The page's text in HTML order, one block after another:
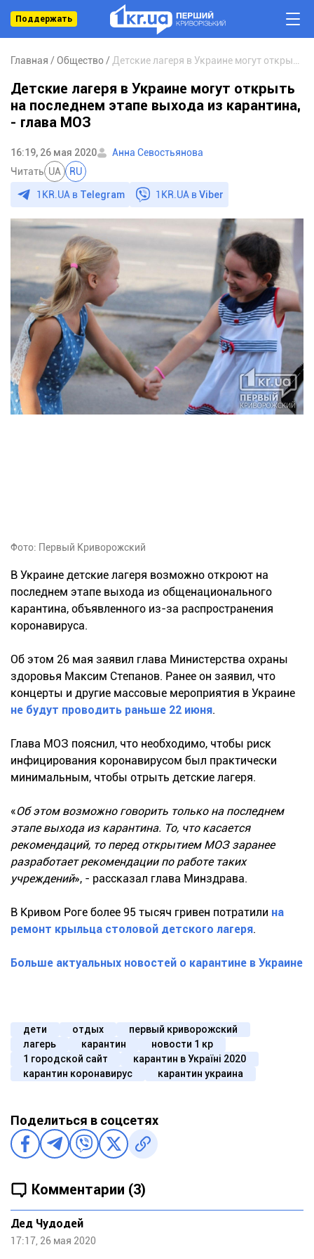
Поддержать
Главная Общество
Детские лагеря в Украине могут открыть
на последнем этапе выхода из карантина,
- глава МОЗ
16:19, 26 мая 2020
Анна Севостьянова
Читать UA RU
1KR.UA в Telegram 1KR.UA вViber
Фото: Первый Криворожский
В Украине детские лагеря возможно откроют на
последнем этапе выхода из общенационального
карантина, объявленного из-за распространения
коронавируса.
Об этом 26 мая заявил глава Министерства охраны
здоровья Максим Степанов. Ранее он заявил, что
концерты и другие массовые мероприятия в Украине
не будут проводить раньше 22 июня.
Глава МОЗ пояснил, что необходимо, чтобы риск
инфицирования коронавирусом был практически
минимальным, чтобы отрыть детские лагеря.
«Об этом возможно говорить только на последнем
этапе выхода из карантина. То, что касается
рекомендаций, то перед открытием МОЗ заранее
разработает рекомендации по работе таких
учреждений», - рассказал глава Минздрава.
В Кривом Роге более 95 тысяч гривен потратили на
ремонт крыльца столовой детского лагеря.
Больше актуальных новостей о карантине в Украине
дети отдых
первый криворожский
лагерь
карантин
новости 1 кр
1 городской сайт
карантин в Україні 2020
карантин коронавирус
карантин украина
Поделиться в соцсетях
Комментарии (3)
Дед Чудодей
17:17, 26 мая 2020